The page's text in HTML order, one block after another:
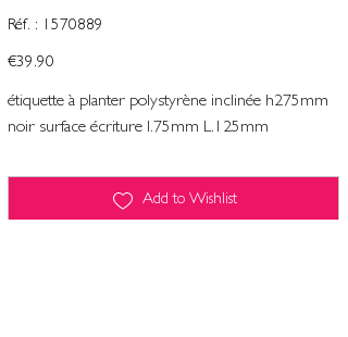
Réf. :
SKU
1570889
1570889
Price
€39.90
étiquette à planter polystyrène inclinée h275mm
noir surface écriture l.75mm L.125mm
Add to Wishlist